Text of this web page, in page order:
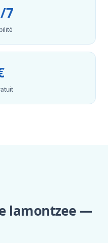
7
lamontzee —